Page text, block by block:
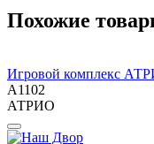
Похожие
Игровой комплекс
A1102
АТРИО